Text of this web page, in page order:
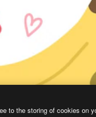
to the storing of cookies on